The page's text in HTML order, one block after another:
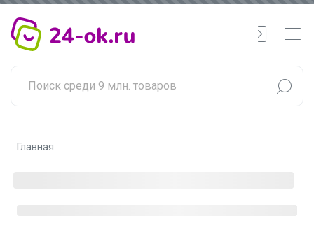
Главная